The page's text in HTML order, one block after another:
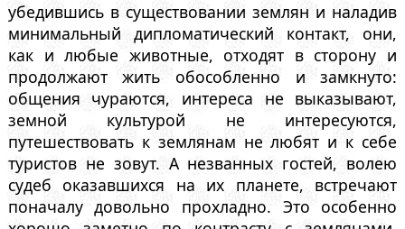
убедившись в существовании землян и наладив
минимальный дипломатический контакт, они,
как и любые животные, отходят в сторону и
продолжают жить обособленно и замкнуто:
общения чураются, интереса не выказывают,
земной культурой не интересуются,
путешествовать к землянам не любят и к себе
туристов не зовут. А незванных гостей, волею
судеб оказавшихся на их планете, встречают
поначалу довольно прохладно. Это особенно